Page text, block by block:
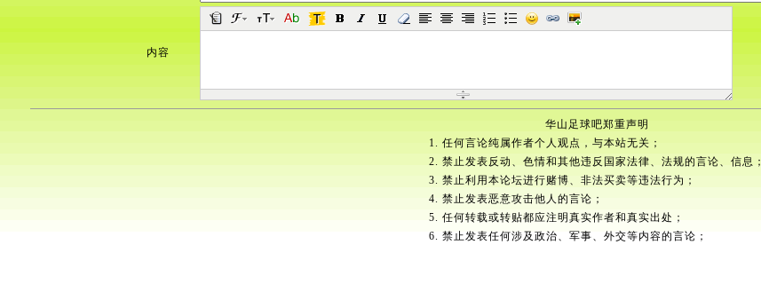
内容
华山足球吧郑重声明
1. 任何言论纯属作者个人观点，与本站无关；
2. 禁止发表反动、色情和其他违反国家法律、法规的言论、信息；
3. 禁止利用本论坛进行赌博、非法买卖等违法行为；
4. 禁止发表恶意攻击他人的言论；
5. 任何转载或转贴都应注明真实作者和真实出处；
6. 禁止发表任何涉及政治、军事、外交等内容的言论；